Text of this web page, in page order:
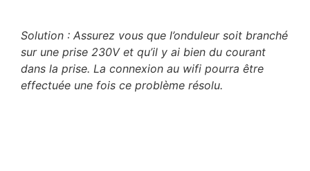
Solution : Assurez vous que l’onduleur soit branché
sur une prise 230V et qu’il y ai bien du courant
dans la prise. La connexion au wifi pourra être
effectuée une fois ce problème résolu.